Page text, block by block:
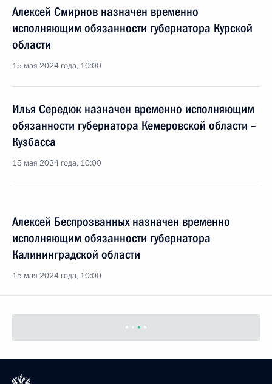
Алексей Смирнов назначен временно
исполняющим обязанности губернатора Курской
области
15 мая 2024 года, 10:00
Илья Середюк назначен временно исполняющим
обязанности губернатора Кемеровской области –
Кузбасса
15 мая 2024 года, 10:00
Алексей Беспрозванных назначен временно
исполняющим обязанности губернатора
Калининградской области
15 мая 2024 года, 10:00